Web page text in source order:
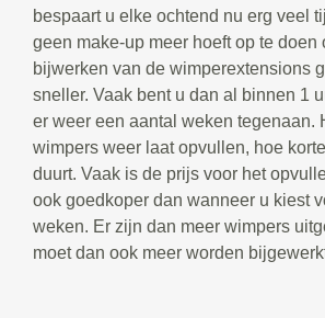
bespaart u elke ochtend nu erg veel
geen make-up meer hoeft op te doen
bijwerken van de wimperextensions
sneller. Vaak bent u dan al binnen 1
er weer een aantal weken tegenaan.
wimpers weer laat opvullen, hoe
duurt. Vaak is de prijs voor het
ook goedkoper dan wanneer u kiest
weken. Er zijn dan meer wimpers
moet dan ook meer worden